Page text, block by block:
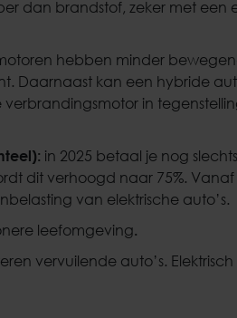
dan brandstof, zeker met een
hebben minder
Daarnaast kan een hybride
in
in 2025 betaal je nog
dit verhoogd naar 75%. Vanaf
van elektrische auto’s.
leefomgeving.
vervuilende auto’s. Elektrisch